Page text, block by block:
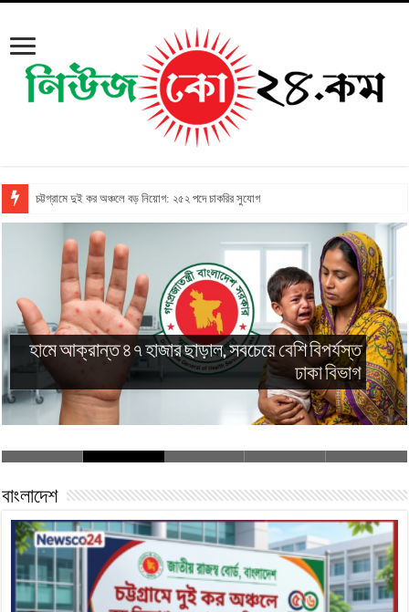
চট্টগ্রামে দুই কর অঞ্চলে বড় নিয়োগ: ২৫২ পদে চাকরির সুযোগ
গির্জায় দুর্ধর্ষ লুট: ফাদারকে বেঁধে টাকা ছিনতাইয়ের
ঘটনায় গ্রেপ্তার ৩
বাংলাদেশ